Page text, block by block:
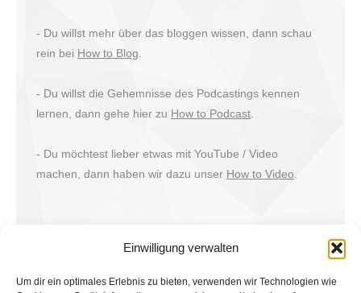
Einwilligung verwalten
Um dir ein optimales Erlebnis zu bieten, verwenden wir Technologien wie
- Du willst mehr über das bloggen wissen, dann schau
rein bei How to Blog
- Du willst die Gehemnisse des Podcastings kennen
lernen, dann gehe hier zu How to Podcast
- Du möchtest lieber etwas mit YouTube / Video
machen, dann haben wir dazu unser How to Video